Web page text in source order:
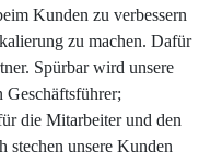
Kunden zu verbessern
zu machen. Dafür
Spürbar wird unsere
die Mitarbeiter und den
unsere Kunden